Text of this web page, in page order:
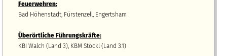
Feuerwehren:
Bad Höhenstadt, Fürstenzell, Engertsham
Überörtliche Führungskräfte:
KBI Walch (Land 3), KBM Stöckl (Land 3.1)